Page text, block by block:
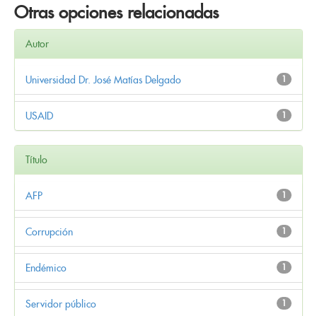
Otras opciones relacionadas
Autor
1
Universidad Dr. José Matías Delgado
1
USAID
Título
1
AFP
1
Corrupción
1
Endémico
1
Servidor público